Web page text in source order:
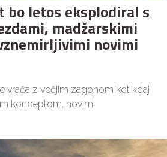
bo letos eksplodiral s
madžarskimi
novimi
vrača z večjim zagonom kot kdaj
konceptom, novimi